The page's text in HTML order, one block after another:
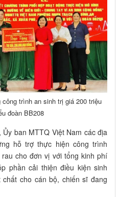
trình an sinh trị giá 200 triệu
đoàn BB208
ban MTTQ Việt Nam các địa
hỗ trợ thực hiện công trình
cho đơn vị với tổng kinh phí
phần cải thiện điều kiện sinh
cho cán bộ, chiến sĩ đang